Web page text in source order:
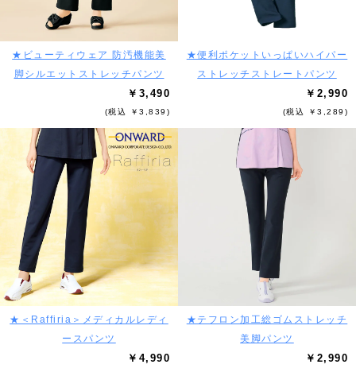
★ビューティウェア 防汚機能美
脚シルエットストレッチパンツ
￥3,490
(税込 ￥3,839)
★便利ポケットいっぱいハイパー
ストレッチストレートパンツ
￥2,990
(税込 ￥3,289)
★＜Raffiria＞メディカルレディ
ースパンツ
￥4,990
★テフロン加工総ゴムストレッチ
美脚パンツ
￥2,990